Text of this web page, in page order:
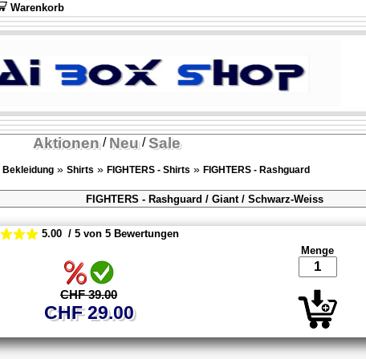
Warenkorb
Aktionen/ Neu/Sale
Bekleidung » Shirts » FIGHTERS - Shirts » FIGHTERS - Rashguard
FIGHTERS - Rashguard / Giant / Schwarz-Weiss
5.00 / 5 von 5 Bewertungen
CHF 39.00
CHF 29.00
Menge